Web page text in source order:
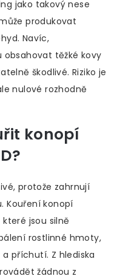
jako takový nese
produkovat
Navíc,
těžké kovy
škodlivé. Riziko je
nulové rozhodně
konopí
protože zahrnují
Kouření konopí
jsou silně
rostlinné hmoty,
příchutí. Z hlediska
žádnou z